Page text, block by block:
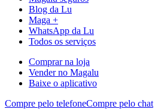
Blog da Lu
Maga +
WhatsApp da Lu
Todos os serviços
Comprar na loja
Vender no Magalu
Baixe o aplicativo
Compre pelo telefoneCompre pelo chat